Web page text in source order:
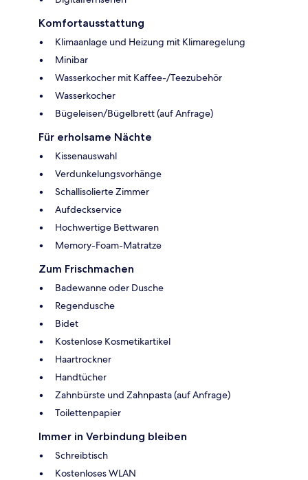
Komfortausstattung
Klimaanlage und Heizung mit Klimaregelung
Minibar
Wasserkocher mit Kaffee-/Teezubehör
Wasserkocher
Bügeleisen/Bügelbrett (auf Anfrage)
Für erholsame Nächte
Kissenauswahl
Verdunkelungsvorhänge
Schallisolierte Zimmer
Aufdeckservice
Hochwertige Bettwaren
Memory-Foam-Matratze
Zum Frischmachen
Badewanne oder Dusche
Regendusche
Bidet
Kostenlose Kosmetikartikel
Haartrockner
Handtücher
Zahnbürste und Zahnpasta (auf Anfrage)
Toilettenpapier
Immer in Verbindung bleiben
Schreibtisch
Kostenloses WLAN